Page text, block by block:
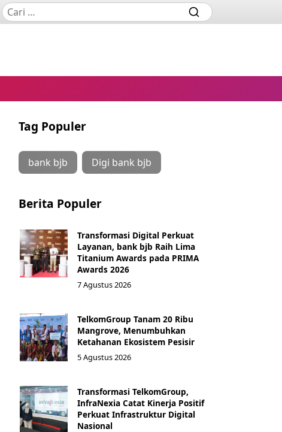
Tag Populer
bank bjb Digi bank bjb
Berita Populer
Transformasi Digital Perkuat
Layanan, bank bjb Raih Lima
Titanium Awards pada PRIMA
Awards 2026
7 Agustus 2026
TelkomGroup Tanam 20 Ribu
Mangrove, Menumbuhkan
Ketahanan Ekosistem Pesisir
5 Agustus 2026
Transformasi TelkomGroup,
InfraNexia Catat Kinerja Positif
Perkuat Infrastruktur Digital
Nasional